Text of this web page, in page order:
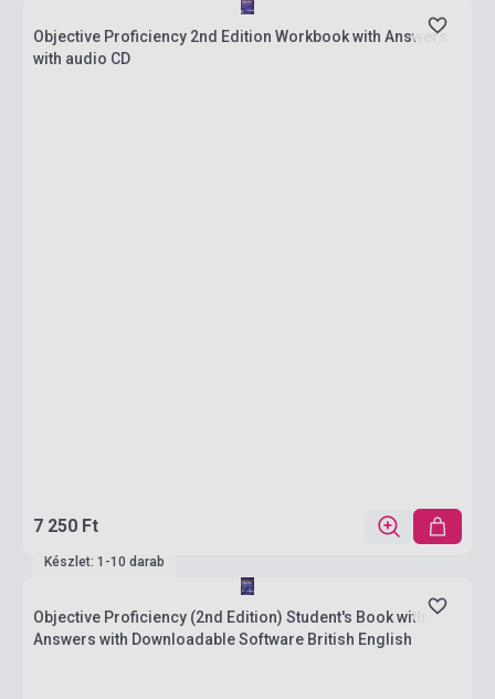
Objective Proficiency 2nd Edition Workbook with Answers
with audio CD
7 250 Ft
Készlet: 1-10 darab
Objective Proficiency (2nd Edition) Student's Book with
Answers with Downloadable Software British English